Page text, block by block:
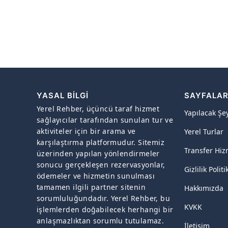
YASAL BILGI
Yerel Rehber, üçüncü taraf hizmet
sağlayıcılar tarafından sunulan tur ve
aktiviteler için bir arama ve
karşılaştırma platformudur. Sitemiz
üzerinden yapılan yönlendirmeler
sonucu gerçekleşen rezervasyonlar,
ödemeler ve hizmetin sunulması
tamamen ilgili partner sitenin
sorumluluğundadır. Yerel Rehber, bu
işlemlerden doğabilecek herhangi bir
anlaşmazlıktan sorumlu tutulamaz.
SAYFALAR
Yapılacak
Yerel Turlar
Transfer
Gizlilik
Hakkımızda
KVKK
İletişim